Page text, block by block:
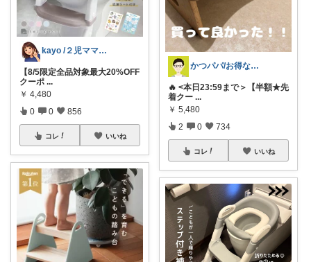
kayo /２児ママ・子育てグッズ🌿
【8/5限定全品対象最大20%OFF
クーポ ...
￥ 4,480
0 0 856
コレ いいね
かつパパ/お得な子供服、育児商品の紹介✨
🔥 <本日23:59まで＞【半額★先
着クー ...
￥ 5,480
2 0 734
コレ いいね